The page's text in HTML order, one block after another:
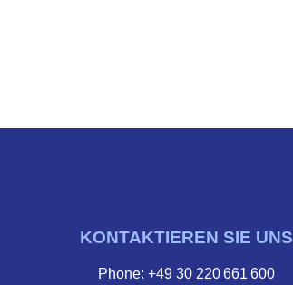
KONTAKTIEREN SIE UNS
Phone: +49 30 220 661 600